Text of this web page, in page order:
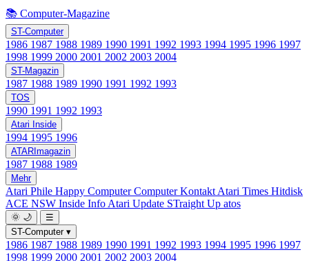
📚 Computer-Magazine
ST-Computer
1986 1987 1988 1989 1990 1991 1992 1993 1994 1995 1996 1997
1998 1999 2000 2001 2002 2003 2004
ST-Magazin
1987 1988 1989 1990 1991 1992 1993
TOS
1990 1991 1992 1993
Atari Inside
1994 1995 1996
ATARImagazin
1987 1988 1989
Mehr
Atari Phile Happy ComputerComputer Kontakt Atari Times Hitdisk
ACE NSW Inside Info Atari Update STraight Up atos
🌞 🌙
☰
ST-Computer ▾
1986 1987 1988 1989 1990 1991 1992 1993 1994 1995 1996 1997
1998 1999 2000 2001 2002 2003 2004